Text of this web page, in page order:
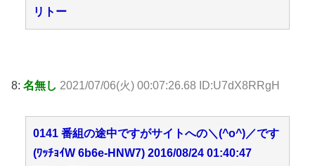
リトー
8: 名無し 2021/07/06(火) 00:07:26.68 ID:U7dX8RRgH
0141 番組の途中ですがサイトへの＼(^o^)／です
(ﾜｯﾁｮｲW 6b6e-HNW7) 2016/08/24 01:40:47